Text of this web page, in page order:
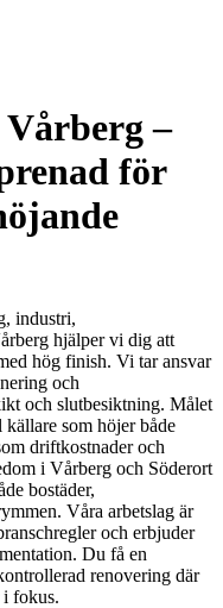
–
för
industri,
hjälper vi dig att
hög finish. Vi tar ansvar
och
och slutbesiktning. Målet
som höjer både
driftkostnader och
i Vårberg och Söderort
bostäder,
Våra arbetslag är
och erbjuder
Du få en
renovering där
i fokus.